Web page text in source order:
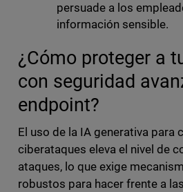
persuade a los
información sensible.
¿Cómo proteger a
con seguridad
endpoint?
El uso de la IA generativa para
ciberataques eleva el nivel de
ataques, lo que exige
robustos para hacer frente a